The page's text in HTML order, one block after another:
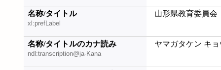
名称/タイトル
xl:prefLabel
山形県教育委員会
名称/タイトルのカナ読み
ndl:transcription@ja-Kana
ヤマガタケン キ